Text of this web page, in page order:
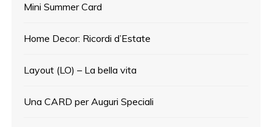
Mini Summer Card
Home Decor: Ricordi d’Estate
Layout (LO) – La bella vita
Una CARD per Auguri Speciali